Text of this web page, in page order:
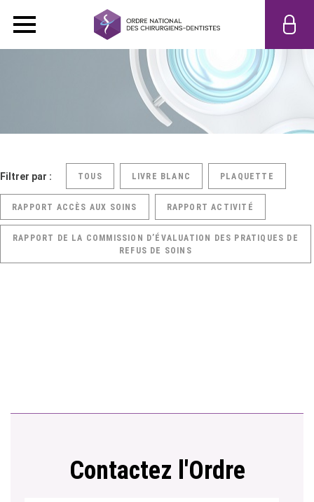
Filtrer par : TOUS LIVRE BLANC PLAQUETTE
RAPPORT ACCÈS AUX SOINS RAPPORT ACTIVITÉ
RAPPORT DE LA COMMISSION D’ÉVALUATION DES PRATIQUES DE
REFUS DE SOINS
Contactez l'Ordre